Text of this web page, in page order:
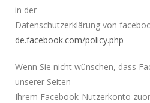
in der
Datenschutzerklärung von
de.facebook.com/policy.php
Wenn Sie nicht wünschen, dass
unserer Seiten
Ihrem Facebook-Nutzerkonto